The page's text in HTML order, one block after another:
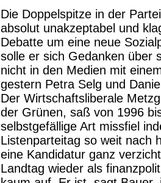
Die Doppelspitze in der
absolut unakzeptabel und
Debatte um eine neue
solle er sich Gedanken über
nicht in den Medien mit
gestern Petra Selg und
Der Wirtschaftsliberale
der Grünen, saß von 1996
selbstgefällige Art missfiel
Listenparteitag so weit nach
eine Kandidatur ganz
Landtag wieder als